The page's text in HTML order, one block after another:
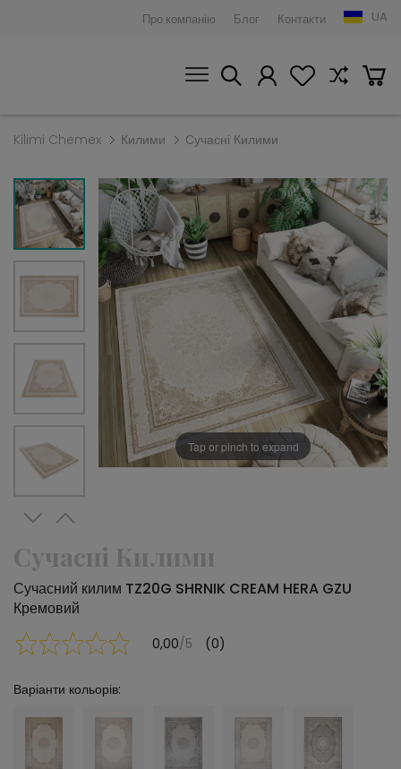
Про компанію Блог Контакти UA
Kilimi Chemex Килими Сучасні Килими
Tap or pinch to expand
Сучасні Килими
Сучасний килим TZ20G SHRNIK CREAM HERA GZU
Кремовий
0,00/5 (0)
Варіанти кольорів: